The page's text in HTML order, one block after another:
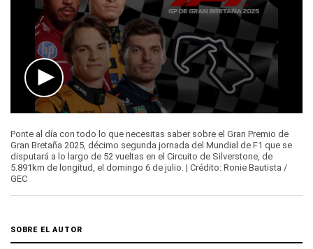
seconds
of
32
seconds
Ponte al día con todo lo que necesitas saber sobre el Gran Premio de
Gran Bretaña 2025, décimo segunda jornada del Mundial de F1 que se
disputará a lo largo de 52 vueltas en el Circuito de Silverstone, de
5.891km de longitud, el domingo 6 de julio. | Crédito: Ronie Bautista /
GEC
SOBRE EL AUTOR